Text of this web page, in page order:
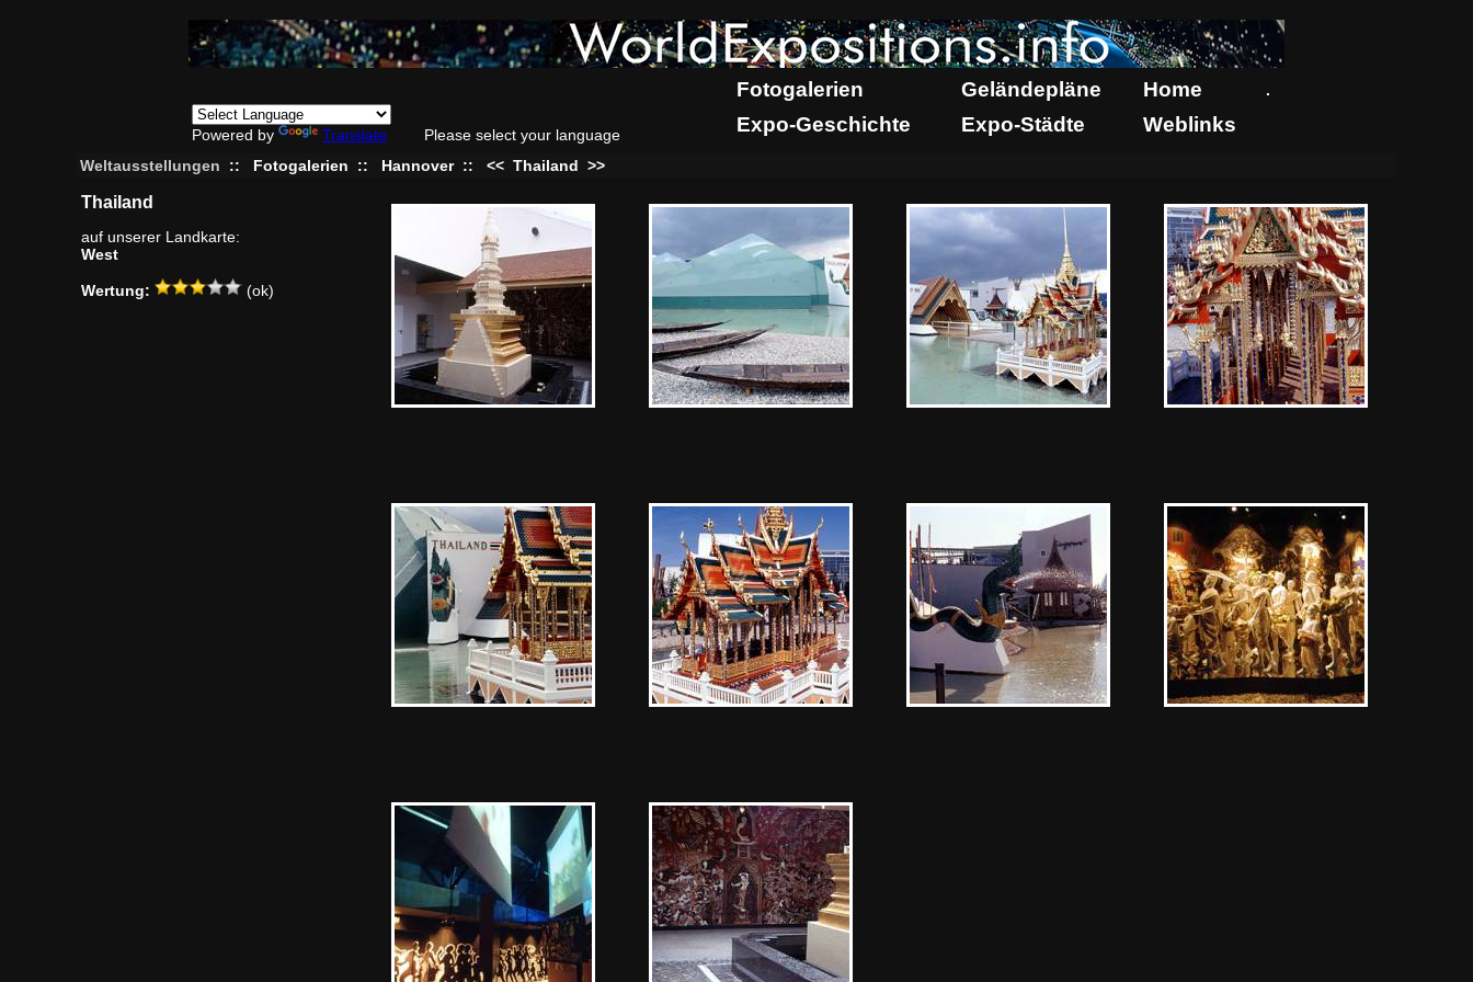
Powered by Translate Please select your language
Fotogalerien Geländepläne Home .
Expo-Geschichte Expo-Städte Weblinks
Weltausstellungen :: Fotogalerien :: Hannover :: << Thailand >>
Thailand
auf unserer Landkarte:
West
Wertung: (ok)